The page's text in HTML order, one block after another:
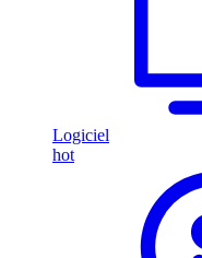
Logiciel
hot